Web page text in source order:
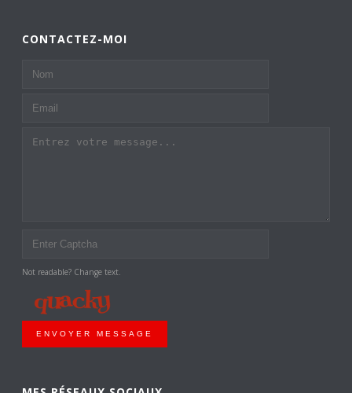
CONTACTEZ-MOI
Not readable? Change text.
ENVOYER MESSAGE